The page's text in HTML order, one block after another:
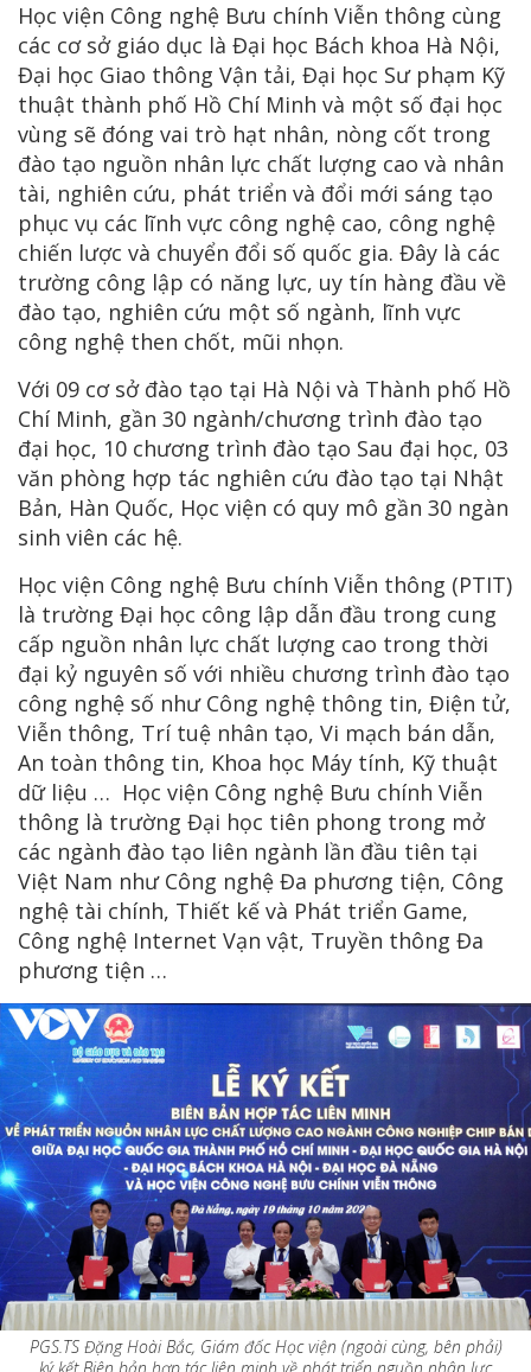
Học viện Công nghệ Bưu chính Viễn thông cùng
các cơ sở giáo dục là Đại học Bách khoa Hà Nội,
Đại học Giao thông Vận tải, Đại học Sư phạm Kỹ
thuật thành phố Hồ Chí Minh và một số đại học
vùng sẽ đóng vai trò hạt nhân, nòng cốt trong
đào tạo nguồn nhân lực chất lượng cao và nhân
tài, nghiên cứu, phát triển và đổi mới sáng tạo
phục vụ các lĩnh vực công nghệ cao, công nghệ
chiến lược và chuyển đổi số quốc gia. Đây là các
trường công lập có năng lực, uy tín hàng đầu về
đào tạo, nghiên cứu một số ngành, lĩnh vực
công nghệ then chốt, mũi nhọn.
Với 09 cơ sở đào tạo tại Hà Nội và Thành phố Hồ
Chí Minh, gần 30 ngành/chương trình đào tạo
đại học, 10 chương trình đào tạo Sau đại học, 03
văn phòng hợp tác nghiên cứu đào tạo tại Nhật
Bản, Hàn Quốc, Học viện có quy mô gần 30 ngàn
sinh viên các hệ.
Học viện Công nghệ Bưu chính Viễn thông (PTIT)
là trường Đại học công lập dẫn đầu trong cung
cấp nguồn nhân lực chất lượng cao trong thời
đại kỷ nguyên số với nhiều chương trình đào tạo
công nghệ số như Công nghệ thông tin, Điện tử,
Viễn thông, Trí tuệ nhân tạo, Vi mạch bán dẫn,
An toàn thông tin, Khoa học Máy tính, Kỹ thuật
dữ liệu … Học viện Công nghệ Bưu chính Viễn
thông là trường Đại học tiên phong trong mở
các ngành đào tạo liên ngành lần đầu tiên tại
Việt Nam như Công nghệ Đa phương tiện, Công
nghệ tài chính, Thiết kế và Phát triển Game,
Công nghệ Internet Vạn vật, Truyền thông Đa
phương tiện …
PGS.TS Đặng Hoài Bắc, Giám đốc Học viện (ngoài cùng, bên phải)